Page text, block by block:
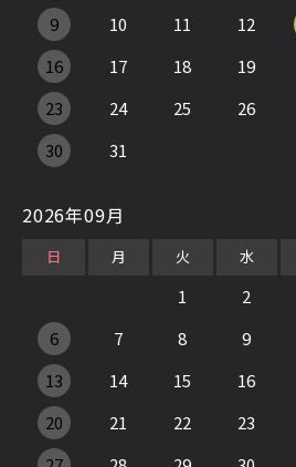
9
10 11 12
16
17 18 19
23
24 25 26
30
31
2026年09月
日 月 火 水
1 2
6
7 8 9
13
14 15 16
20
21 22 23